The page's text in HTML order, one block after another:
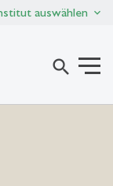
auswählen
search